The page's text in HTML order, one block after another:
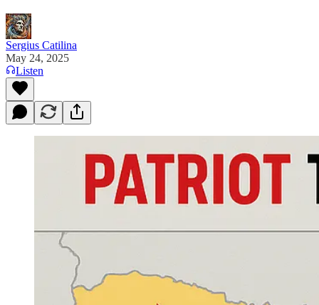
Sergius Catilina
May 24, 2025
Listen